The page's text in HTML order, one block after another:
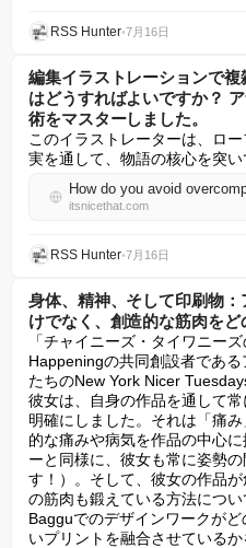
RSS Hunter•7月16日
編集イラストレーションで
はどうすればよいですか？
術をマスターしました。
このイラストレーターは、ロ
実を通して、物語の核心を突い
itsnicethat.com
RSS Hunter•7月16日
身体、精神、そして印刷物
けでなく、創造的な筋肉を
「チャイニーズ・タイワニー
Happeningの共同創設者であ
たちのNew York Nicer
彼女は、自身の作品を通して
明確にしました。それは「痛
的な痛みや病気を作品の中心
ーと同様に、彼女も常に姿勢
す！）。そして、彼女の作品
の筋肉も鍛えている方法につい
Bagguでのデザインワークが
いプリントを融合させているか